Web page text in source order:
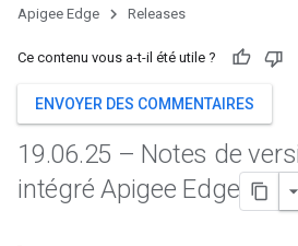
Apigee Edge Releases
Ce contenu vous a-t-il été utile ?
ENVOYER DES COMMENTAIRES
19.06.25 – Notes de
intégré Apigee Edge